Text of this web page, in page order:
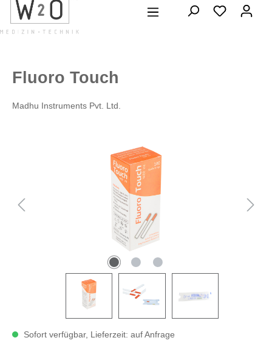
springen
Fluoro Touch
Madhu Instruments Pvt. Ltd.
Sofort verfügbar, Lieferzeit: auf Anfrage